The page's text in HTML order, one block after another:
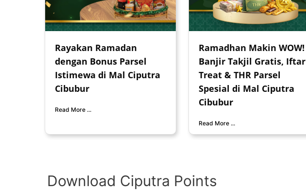
Rayakan Ramadan
dengan Bonus Parsel
Istimewa di Mal Ciputra
Cibubur
Read More ...
Ramadhan Makin WOW!
Banjir Takjil Gratis, Iftar
Treat & THR Parsel
Spesial di Mal Ciputra
Cibubur
Read More ...
Download Ciputra Points